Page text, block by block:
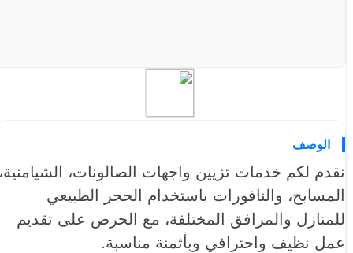
الوصف
نقدم لكم خدمات تزيين واجهات الصالونات،
المسابح، والنافورات باستخدام الحجر الطبيعي
للمنازل والمرافق المختلفة، مع الحرص على تقديم
عمل نظيف واحترافي وبأثمنة مناسبة.